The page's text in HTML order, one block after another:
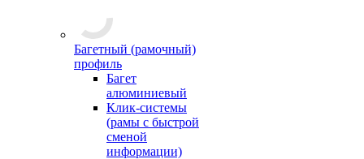
Багетный (рамочный)
профиль
Багет
алюминиевый
Клик-системы
(рамы с быстрой
сменой
информации)